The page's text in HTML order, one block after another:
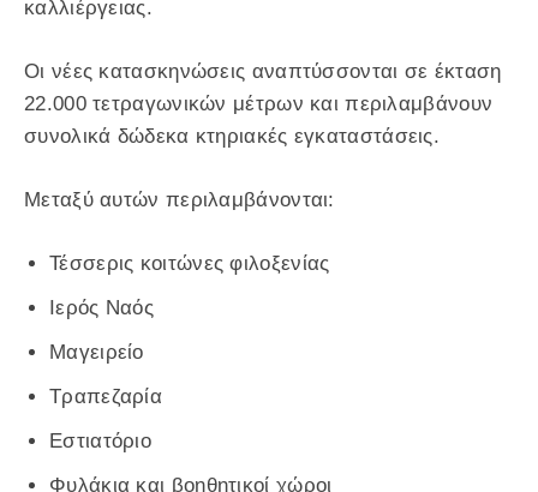
καλλιέργειας.
Οι νέες κατασκηνώσεις αναπτύσσονται σε έκταση
22.000 τετραγωνικών μέτρων και περιλαμβάνουν
συνολικά δώδεκα κτηριακές εγκαταστάσεις.
Μεταξύ αυτών περιλαμβάνονται:
Τέσσερις κοιτώνες φιλοξενίας
Ιερός Ναός
Μαγειρείο
Τραπεζαρία
Εστιατόριο
Φυλάκια και βοηθητικοί χώροι